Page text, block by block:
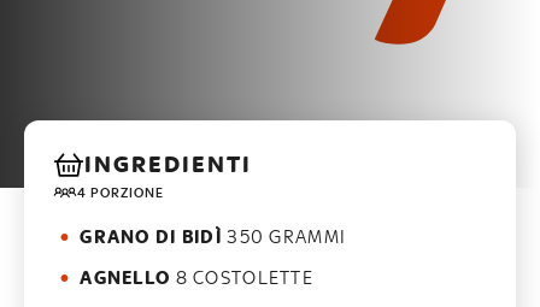
INGREDIENTI
4 PORZIONE
GRANO DI BIDÌ 350 GRAMMI
AGNELLO 8 COSTOLETTE